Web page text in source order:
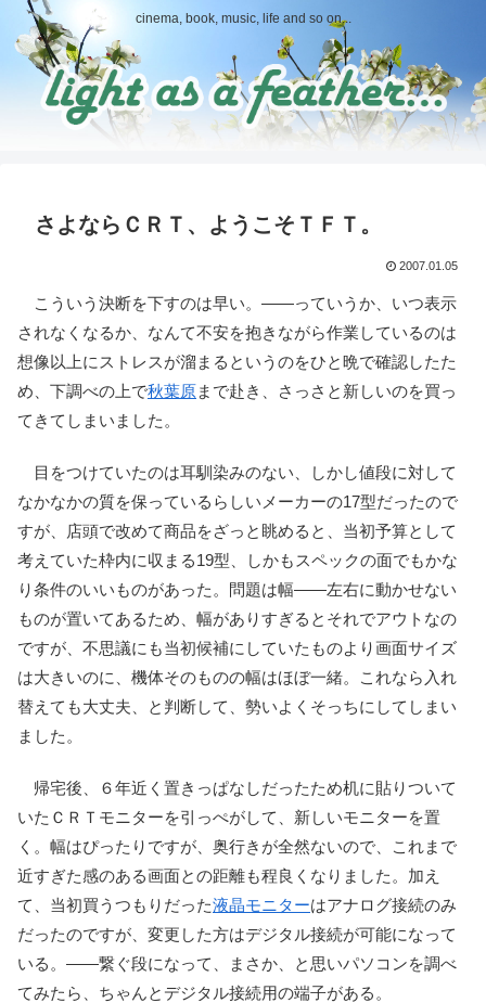
cinema, book, music, life and so on...
さよならＣＲＴ、ようこそＴＦＴ。
2007.01.05
こういう決断を下すのは早い。――っていうか、いつ表示
されなくなるか、なんて不安を抱きながら作業しているのは
想像以上にストレスが溜まるというのをひと晩で確認したた
め、下調べの上で秋葉原まで赴き、さっさと新しいのを買っ
てきてしまいました。
目をつけていたのは耳馴染みのない、しかし値段に対して
なかなかの質を保っているらしいメーカーの17型だったので
すが、店頭で改めて商品をざっと眺めると、当初予算として
考えていた枠内に収まる19型、しかもスペックの面でもかな
り条件のいいものがあった。問題は幅――左右に動かせない
ものが置いてあるため、幅がありすぎるとそれでアウトなの
ですが、不思議にも当初候補にしていたものより画面サイズ
は大きいのに、機体そのものの幅はほぼ一緒。これなら入れ
替えても大丈夫、と判断して、勢いよくそっちにしてしまい
ました。
帰宅後、６年近く置きっぱなしだったため机に貼りついて
いたＣＲＴモニターを引っぺがして、新しいモニターを置
く。幅はぴったりですが、奥行きが全然ないので、これまで
近すぎた感のある画面との距離も程良くなりました。加え
て、当初買うつもりだった液晶モニターはアナログ接続のみ
だったのですが、変更した方はデジタル接続が可能になって
いる。――繋ぐ段になって、まさか、と思いパソコンを調べ
てみたら、ちゃんとデジタル接続用の端子がある。